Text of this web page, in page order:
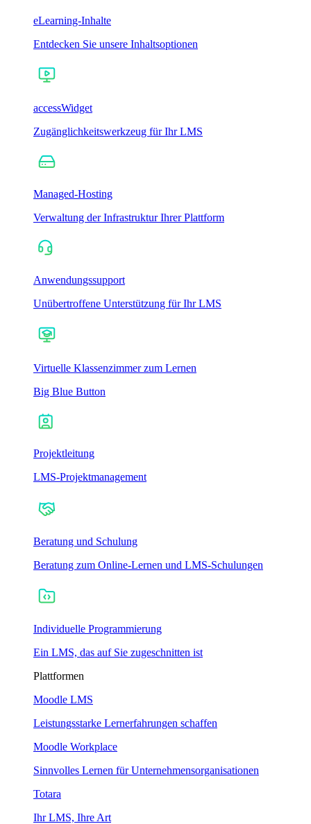
eLearning-Inhalte
Entdecken Sie unsere Inhaltsoptionen
accessWidget
Zugänglichkeitswerkzeug für Ihr LMS
Managed-Hosting
Verwaltung der Infrastruktur Ihrer Plattform
Anwendungssupport
Unübertroffene Unterstützung für Ihr LMS
Virtuelle Klassenzimmer zum Lernen
Big Blue Button
Projektleitung
LMS-Projektmanagement
Beratung und Schulung
Beratung zum Online-Lernen und LMS-Schulungen
Individuelle Programmierung
Ein LMS, das auf Sie zugeschnitten ist
Plattformen
Moodle LMS
Leistungsstarke Lernerfahrungen schaffen
Moodle Workplace
Sinnvolles Lernen für Unternehmensorganisationen
Totara
Ihr LMS, Ihre Art